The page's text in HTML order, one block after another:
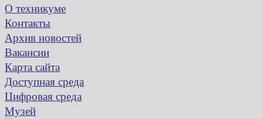
О техникуме
Контакты
Архив новостей
Вакансии
Карта сайта
Доступная среда
Цифровая среда
Музей